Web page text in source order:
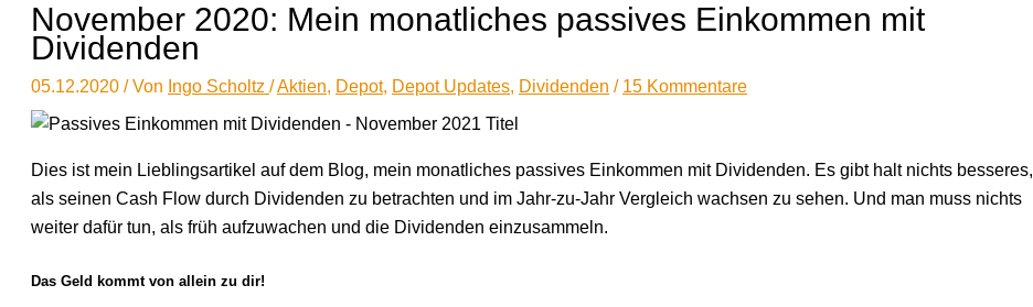
November 2020: Mein monatliches passives Einkommen mit
Dividenden
05.12.2020 / Von Ingo Scholtz /Aktien, Depot, Depot Updates, Dividenden / 15 Kommentare
Dies ist mein Lieblingsartikel auf dem Blog, mein monatliches passives Einkommen mit Dividenden. Es gibt halt nichts besseres,
als seinen Cash Flow durch Dividenden zu betrachten und im Jahr-zu-Jahr Vergleich wachsen zu sehen. Und man muss nichts
weiter dafür tun, als früh aufzuwachen und die Dividenden einzusammeln.
Das Geld kommt von allein zu dir!